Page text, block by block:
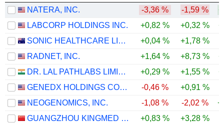
NATERA, INC. -3,36 % -1,59 %
LABCORP HOLDINGS INC.
+0,82 % +0,32 %
SONIC HEALTHCARE LIMITED
+0,04 % +1,78 %
RADNET, INC.
+1,64 % +8,73 %
DR. LAL PATHLABS LIMITED
+0,29 % +1,55 %
GENEDX HOLDINGS CORP.
-0,46 % +0,91 %
NEOGENOMICS, INC.
-1,08 % -2,02 %
GUANGZHOU KINGMED DIAGNOSTICS GROUP CO., LTD.
+0,83 % +3,28 %